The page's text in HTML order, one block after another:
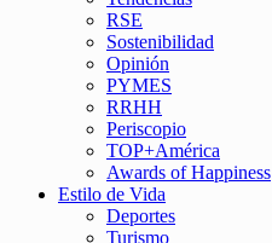
RSE
Sostenibilidad
Opinión
PYMES
RRHH
Periscopio
TOP+América
Awards of Happiness
Estilo de Vida
Deportes
Turismo